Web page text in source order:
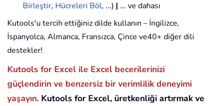
Birleştir, Hücreleri Böl, ...) | ... ve dahası
Kutools'u tercih ettiğiniz dilde kullanın – İngilizce,
İspanyolca, Almanca, Fransızca, Çince ve40+ diğer dili
destekler!
Kutools for Excel ile Excel becerilerinizi
güçlendirin ve benzersiz bir verimlilik deneyimi
yaşayın. Kutools for Excel, üretkenliği artırmak ve